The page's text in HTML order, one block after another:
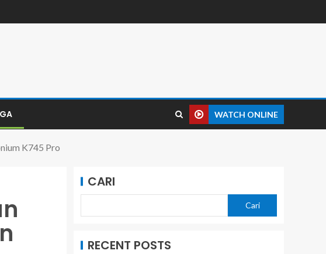
WATCH ONLINE
K745 Pro
CARI
Cari
RECENT POSTS